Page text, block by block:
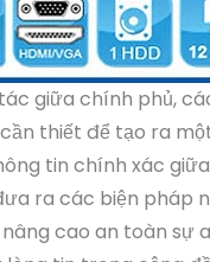
giữa chính phủ,
thiết để tạo ra
tin chính xác
ra các biện pháp
cao an toàn sự